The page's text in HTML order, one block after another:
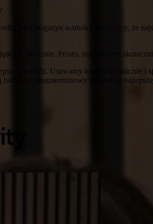
jako magazyn wartości. Wierzymy, że
w Bitcoinie. Prosto, regulowane,
pieniądz. Usuwamy bariery techniczne
długoterminowy majątek w